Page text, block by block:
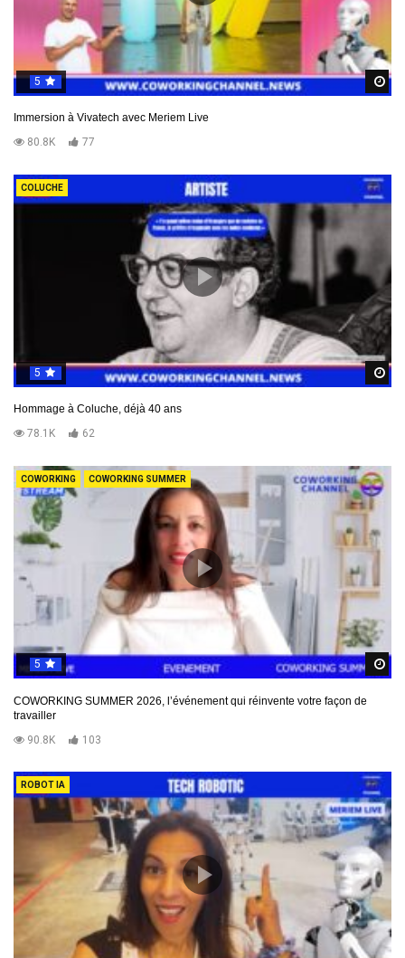
5
Immersion à Vivatech avec Meriem Live
80.8K
77
COLUCHE
5
Hommage à Coluche, déjà 40 ans
78.1K
62
COWORKING COWORKING SUMMER
5
COWORKING SUMMER 2026, l’événement qui réinvente votre façon de
travailler
90.8K
103
ROBOT IA